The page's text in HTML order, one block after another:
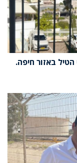
באזור חיפה.